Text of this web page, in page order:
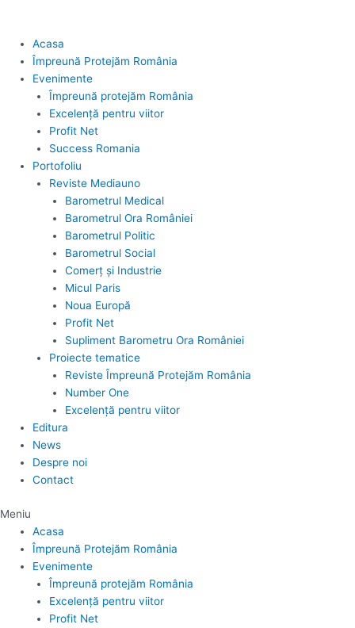
Acasa
Împreună Protejăm România
Evenimente
Împreună protejăm România
Excelență pentru viitor
Profit Net
Success Romania
Portofoliu
Reviste Mediauno
Barometrul Medical
Barometrul Ora României
Barometrul Politic
Barometrul Social
Comerț și Industrie
Micul Paris
Noua Europă
Profit Net
Supliment Barometru Ora României
Proiecte tematice
Reviste Împreună Protejăm România
Number One
Excelență pentru viitor
Editura
News
Despre noi
Contact
Meniu
Acasa
Împreună Protejăm România
Evenimente
Împreună protejăm România
Excelență pentru viitor
Profit Net